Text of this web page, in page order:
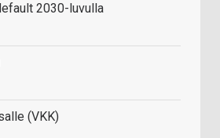
2030-luvulla
(VKK)